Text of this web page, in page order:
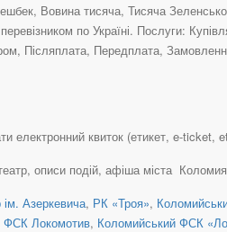
Вовина тисяча, Тисяча
по Україні. Послуги:
Післяплата, Передплата,
квиток (етикет, e-ticket,
описи подій, афіша міста
ім. Азеркевича, РК «Троя»,
ФСК Локомотив, Коломийський ФСК